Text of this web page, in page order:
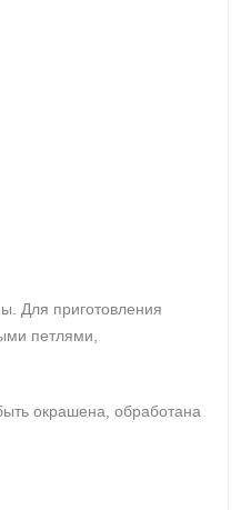
Для приготовления
петлями,
окрашена, обработана